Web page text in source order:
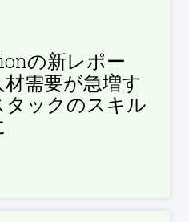
の新レポー
需要が急増す
タックのスキル